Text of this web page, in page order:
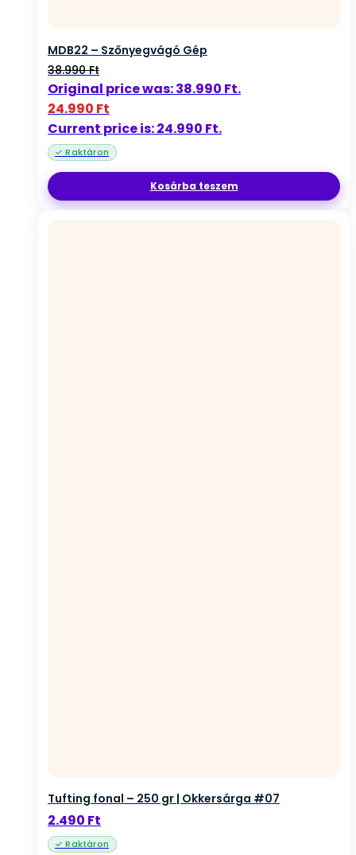
MDB22 – Szőnyegvágó Gép
38.990Ft
Original price was: 38.990 Ft.
24.990 Ft
Current price is: 24.990 Ft.
Kosárba teszem
Tufting fonal – 250 gr | Okkersárga #07
2.490 Ft